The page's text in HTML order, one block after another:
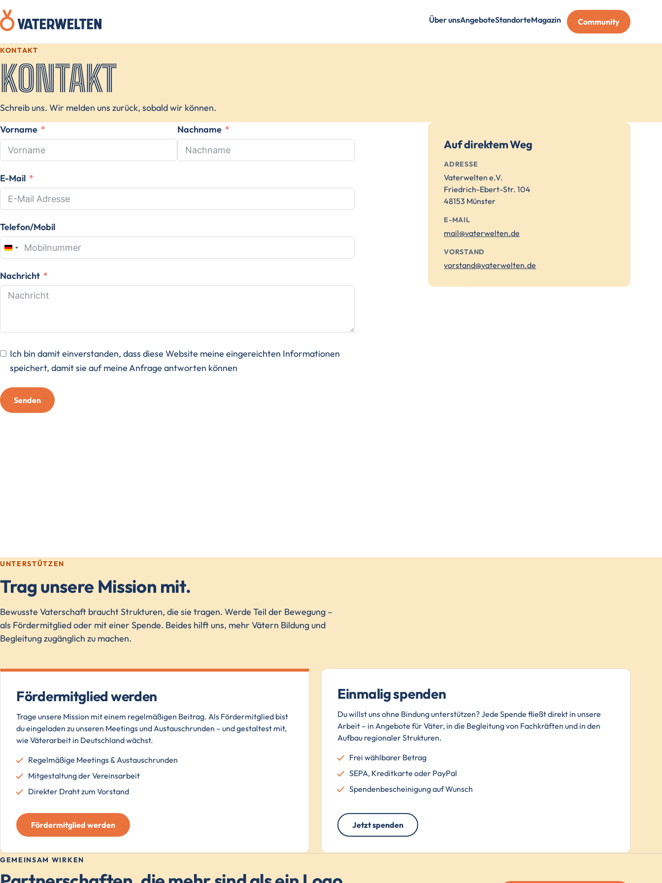
Über unsAngeboteStandorteMagazin Community
KONTAKT
KONTAKT
Schreib uns. Wir melden uns zurück, sobald wir können.
Vorname
Nachname
E-Mail
Telefon/Mobil
Germany
Nachricht
Ich bin damit einverstanden, dass diese Website meine eingereichten Informationen
speichert, damit sie auf meine Anfrage antworten können
Senden
Auf direktem Weg
ADRESSE
Vaterwelten e.V.
Friedrich-Ebert-Str. 104
48153 Münster
E-MAIL
mail@vaterwelten.de
VORSTAND
vorstand@vaterwelten.de
UNTERSTÜTZEN
Trag unsere Mission mit.
Bewusste Vaterschaft braucht Strukturen, die sie tragen. Werde Teil der Bewegung –
als Fördermitglied oder mit einer Spende. Beides hilft uns, mehr Vätern Bildung und
Begleitung zugänglich zu machen.
Fördermitglied werden
Trage unsere Mission mit einem regelmäßigen Beitrag. Als Fördermitglied bist
du eingeladen zu unseren Meetings und Austauschrunden – und gestaltest mit,
wie Väterarbeit in Deutschland wächst.
Regelmäßige Meetings & Austauschrunden
Mitgestaltung der Vereinsarbeit
Direkter Draht zum Vorstand
Fördermitglied werden
Einmalig spenden
Du willst uns ohne Bindung unterstützen? Jede Spende fließt direkt in unsere
Arbeit – in Angebote für Väter, in die Begleitung von Fachkräften und in den
Aufbau regionaler Strukturen.
Frei wählbarer Betrag
SEPA, Kreditkarte oder PayPal
Spendenbescheinigung auf Wunsch
Jetzt spenden
GEMEINSAM WIRKEN